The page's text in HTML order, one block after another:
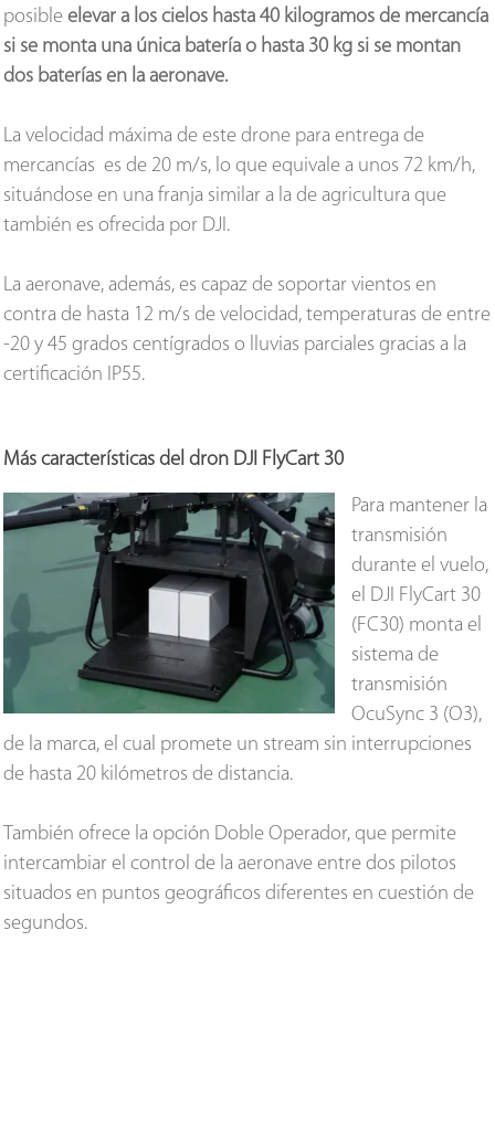
posibleelevar a los cielos hasta 40 kilogramos de mercancía
si se monta una única batería o hasta 30 kg si se montan
dos baterías en la aeronave.
La velocidad máxima de este drone para entrega de
mercancías es de 20 m/s, lo que equivale a unos 72 km/h,
situándose en una franja similar a la de agricultura que
también es ofrecida por DJI.
La aeronave, además, es capaz de soportar vientos en
contra de hasta 12 m/s de velocidad, temperaturas de entre
-20 y 45 grados centígrados o lluvias parciales gracias a la
certificación IP55.
Más características del dron DJI FlyCart 30
Para mantener la
transmisión
durante el vuelo,
el DJI FlyCart 30
(FC30) monta el
sistema de
transmisión
OcuSync 3 (O3),
de la marca, el cual promete un stream sin interrupciones
de hasta 20 kilómetros de distancia.
También ofrece la opción Doble Operador, que permite
intercambiar el control de la aeronave entre dos pilotos
situados en puntos geográficos diferentes en cuestión de
segundos.